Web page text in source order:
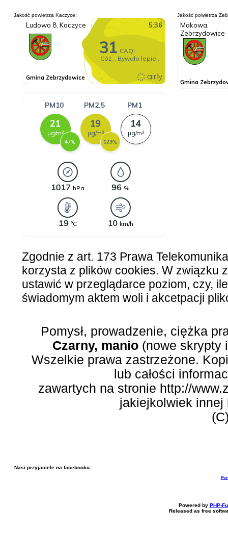
Jakość powietrza Kaczyce: Jakość powietrza
Zgodnie z art. 173 Prawa
korzysta z plików cookies. W związku
ustawić w przeglądarce poziom, czy,
świadomym aktem woli i akcetpacji
Pomysł, prowadzenie, ciężka
Czarny, manio (nowe skrypty
Wszelkie prawa zastrzeżone.
lub całości
zawartych na stronie http://
jakiejkolwiek innej
Nasi przyjaciele na facebooku:
Powered by PHP-
Released as free